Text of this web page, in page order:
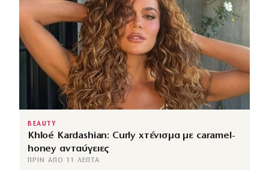
BEAUTY
Khloé Kardashian: Curly χτένισμα με caramel-
honey ανταύγειες
ΠΡΙΝ ΑΠΌ 11 ΛΕΠΤΆ